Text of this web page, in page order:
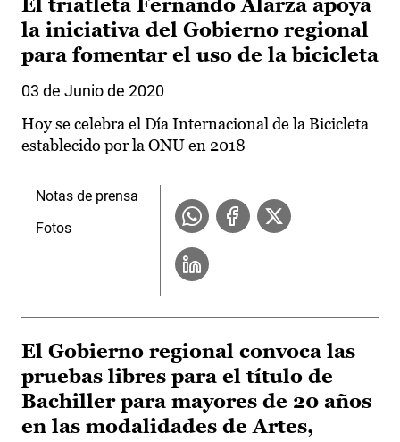
El triatleta Fernando Alarza apoya
la iniciativa del Gobierno regional
para fomentar el uso de la bicicleta
03 de Junio de 2020
Hoy se celebra el Día Internacional de la Bicicleta
establecido por la ONU en 2018
Notas de prensa
Fotos
El Gobierno regional convoca las
pruebas libres para el título de
Bachiller para mayores de 20 años
en las modalidades de Artes,